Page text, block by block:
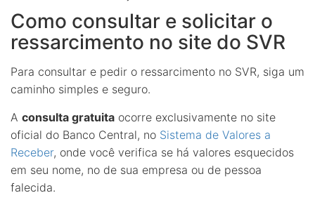
Como consultar e solicitar o
ressarcimento no site do SVR
Para consultar e pedir o ressarcimento no SVR, siga um
caminho simples e seguro.
A consulta gratuita ocorre exclusivamente no site
oficial do Banco Central, no Sistema de Valores a
Receber, onde você verifica se há valores esquecidos
em seu nome, no de sua empresa ou de pessoa
falecida.